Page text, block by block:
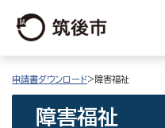
申請書ダウンロード>障害福祉
障害福祉